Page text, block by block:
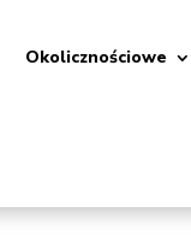
Okolicznościowe